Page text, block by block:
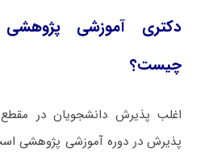
دکتری آموزشی
چیست؟
اغلب پذیرش دانشجویان در
پذیرش در دوره آموزشی پژوهشی